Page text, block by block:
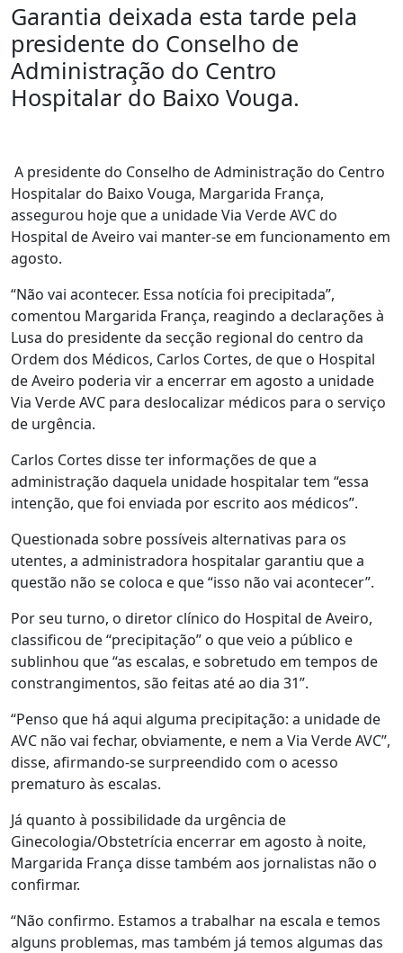
Garantia deixada esta tarde pela
presidente do Conselho de
Administração do Centro
Hospitalar do Baixo Vouga.
A presidente do Conselho de Administração do Centro
Hospitalar do Baixo Vouga, Margarida França,
assegurou hoje que a unidade Via Verde AVC do
Hospital de Aveiro vai manter-se em funcionamento em
agosto.
“Não vai acontecer. Essa notícia foi precipitada”,
comentou Margarida França, reagindo a declarações à
Lusa do presidente da secção regional do centro da
Ordem dos Médicos, Carlos Cortes, de que o Hospital
de Aveiro poderia vir a encerrar em agosto a unidade
Via Verde AVC para deslocalizar médicos para o serviço
de urgência.
Carlos Cortes disse ter informações de que a
administração daquela unidade hospitalar tem “essa
intenção, que foi enviada por escrito aos médicos”.
Questionada sobre possíveis alternativas para os
utentes, a administradora hospitalar garantiu que a
questão não se coloca e que “isso não vai acontecer”.
Por seu turno, o diretor clínico do Hospital de Aveiro,
classificou de “precipitação” o que veio a público e
sublinhou que “as escalas, e sobretudo em tempos de
constrangimentos, são feitas até ao dia 31”.
“Penso que há aqui alguma precipitação: a unidade de
AVC não vai fechar, obviamente, e nem a Via Verde AVC”,
disse, afirmando-se surpreendido com o acesso
prematuro às escalas.
Já quanto à possibilidade da urgência de
Ginecologia/Obstetrícia encerrar em agosto à noite,
Margarida França disse também aos jornalistas não o
confirmar.
“Não confirmo. Estamos a trabalhar na escala e temos
alguns problemas, mas também já temos algumas das